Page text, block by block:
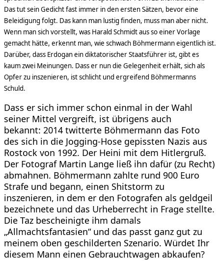
Das tut sein Gedicht fast immer in den ersten Sätzen, bevor eine
Beleidigung folgt. Das kann man lustig finden, muss man aber nicht.
Wenn man sich vorstellt, was Harald Schmidt aus so einer Vorlage
gemacht hätte, erkennt man, wie schwach Böhmermann eigentlich ist.
Darüber, dass Erdogan ein diktatorischer Staatsführer ist, gibt es
kaum zwei Meinungen. Dass er nun die Gelegenheit erhält, sich als
Opfer zu inszenieren, ist schlicht und ergreifend Böhmermanns
Schuld.
Dass er sich immer schon einmal in der Wahl
seiner Mittel vergreift, ist übrigens auch
bekannt: 2014 twitterte Böhmermann das Foto
des sich in die Jogging-Hose gepissten Nazis aus
Rostock von 1992. Der Heini mit dem Hitlergruß.
Der Fotograf Martin Lange ließ ihn dafür (zu Recht)
abmahnen. Böhmermann zahlte rund 900 Euro
Strafe und begann, einen Shitstorm zu
inszenieren, in dem er den Fotografen als geldgeil
bezeichnete und das Urheberrecht in Frage stellte.
Die Taz bescheinigte ihm damals
„Allmachtsfantasien“ und das passt ganz gut zu
meinem oben geschilderten Szenario. Würdet Ihr
diesem Mann einen Gebrauchtwagen abkaufen?